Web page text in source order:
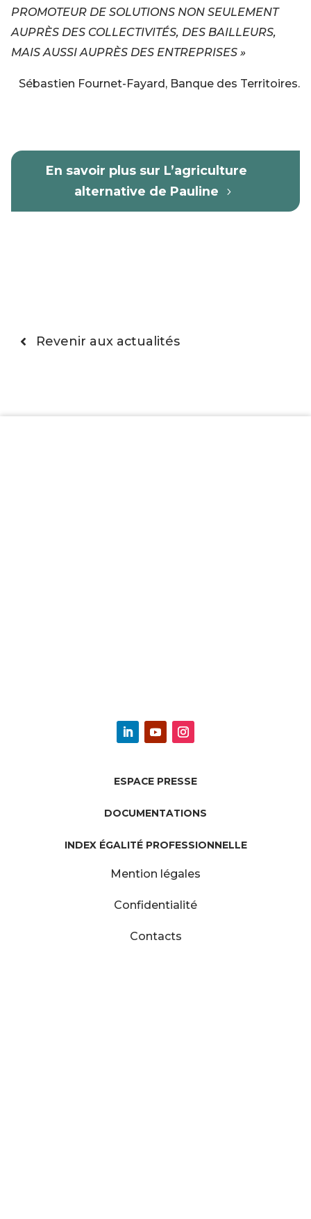
PROMOTEUR DE SOLUTIONS NON SEULEMENT
AUPRÈS DES COLLECTIVITÉS, DES BAILLEURS,
MAIS AUSSI AUPRÈS DES ENTREPRISES »
Sébastien Fournet-Fayard, Banque des Territoires.
En savoir plus sur L’agriculture
alternative de Pauline
Revenir aux actualités
ESPACE PRESSE
DOCUMENTATIONS
INDEX ÉGALITÉ PROFESSIONNELLE
Mention légales
Confidentialité
Contacts